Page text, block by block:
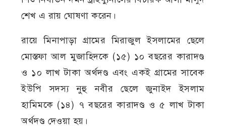
শেখ এ রায় ঘোষণা করেন।
রায়ে মিনাপাড়া গ্রামের মিরাজুল ইসলামের ছেলে
মোস্তফা আল মুজাহিদকে (১৫) ১০ বছরের কারাদণ্ড
ও ১০ লাখ টাকা অর্থদণ্ড এবং একই গ্রামের সাবেক
ইউপি সদস্য নুহু নবীর ছেলে জুনাইদ ইসলাম
হামিমকে (১৪) ৭ বছরের কারাদণ্ড ও ৫ লাখ টাকা
অর্থদণ্ড দেওয়া হয়।